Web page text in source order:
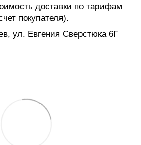
доставки по тарифам
покупателя).
ул. Евгения Сверстюка 6Г